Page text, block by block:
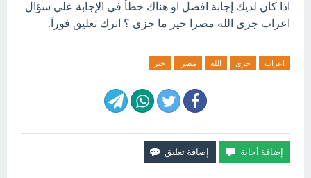
اذا كان لديك إجابة افضل او هناك خطأ في الإجابة علي سؤال
اعراب جزى الله مصرا خير ما جزى ؟ اترك تعليق فورآ.
اعراب جزى الله مصرا خير